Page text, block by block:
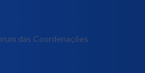
das Coordenações